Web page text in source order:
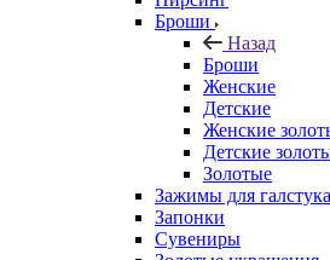
Броши
Назад
Броши
Женские
Детские
Женские
Детские
Золотые
Зажимы для галстука
Запонки
Сувениры